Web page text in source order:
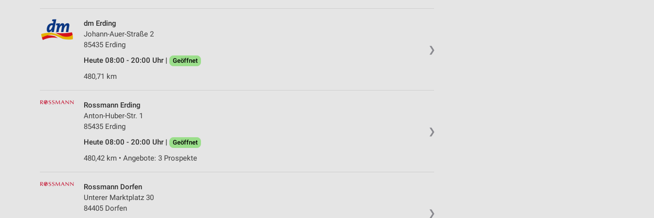
❯
dm Erding
Johann-Auer-Straße 2
85435 Erding
Heute 08:00 - 20:00 Uhr |
Geöffnet
480,71 km
❯
Rossmann Erding
Anton-Huber-Str. 1
85435 Erding
Heute 08:00 - 20:00 Uhr |
Geöffnet
480,42 km • Angebote: 3 Prospekte
❯
Rossmann Dorfen
Unterer Marktplatz 30
84405 Dorfen